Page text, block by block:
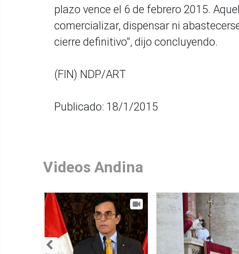
plazo vence el 6 de febrero 2015.
comercializar, dispensar ni
cierre definitivo”, dijo concluyendo.
(FIN) NDP/ART
Publicado: 18/1/2015
Videos Andina